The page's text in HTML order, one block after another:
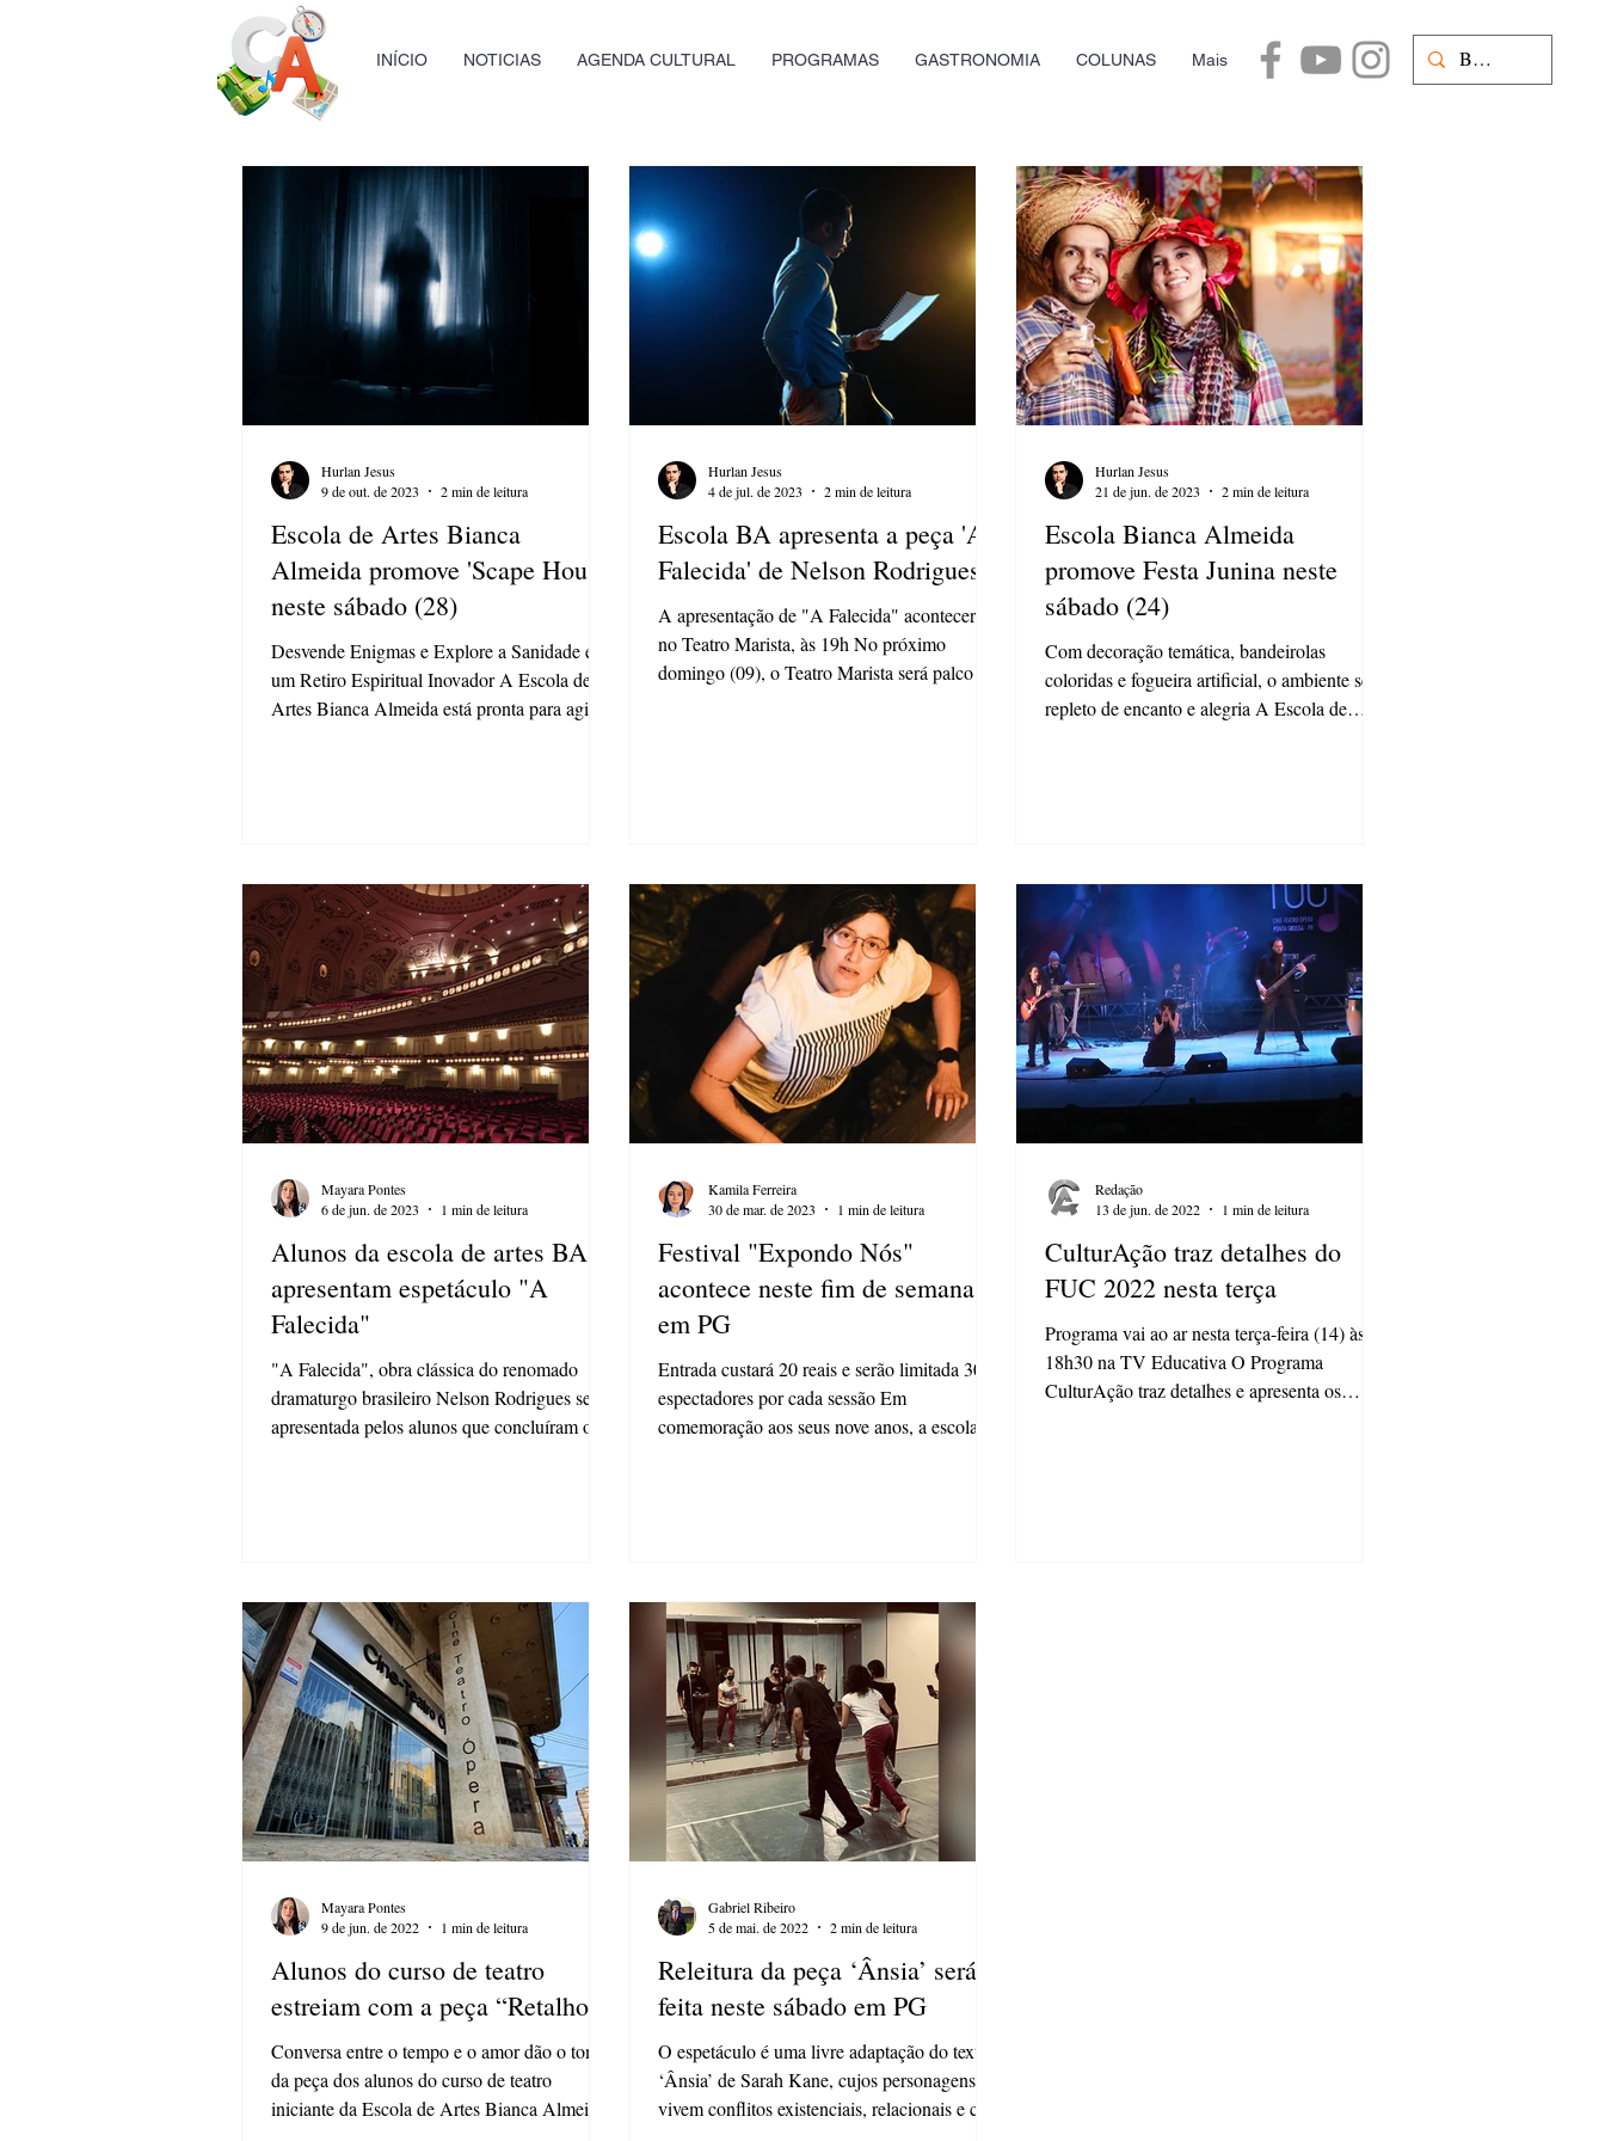
INÍCIO NOTICIAS AGENDA CULTURAL PROGRAMAS GASTRONOMIA COLUNAS Mais
Escola de Artes Bianca
Almeida promove 'Scape House'
neste sábado (28)
Desvende Enigmas e Explore a Sanidade em
um Retiro Espiritual Inovador A Escola de
Artes Bianca Almeida está pronta para agitar
Hurlan Jesus
9 de out. de 2023
2 min de leitura
Escola BA apresenta a peça 'A
Falecida' de Nelson Rodrigues
A apresentação de "A Falecida" acontecerá
no Teatro Marista, às 19h No próximo
domingo (09), o Teatro Marista será palco da
Hurlan Jesus
4 de jul. de 2023
2 min de leitura
Escola Bianca Almeida
promove Festa Junina neste
sábado (24)
Com decoração temática, bandeirolas
coloridas e fogueira artificial, o ambiente será
repleto de encanto e alegria A Escola de
Hurlan Jesus
21 de jun. de 2023
2 min de leitura
Alunos da escola de artes BA
apresentam espetáculo "A
Falecida"
"A Falecida", obra clássica do renomado
dramaturgo brasileiro Nelson Rodrigues será
apresentada pelos alunos que concluíram o
Mayara Pontes
6 de jun. de 2023
1 min de leitura
Festival "Expondo Nós"
acontece neste fim de semana
em PG
Entrada custará 20 reais e serão limitada 30
espectadores por cada sessão Em
comemoração aos seus nove anos, a escola de
Kamila Ferreira
30 de mar. de 2023
1 min de leitura
CulturAção traz detalhes do
FUC 2022 nesta terça
Programa vai ao ar nesta terça-feira (14) às
18h30 na TV Educativa O Programa
CulturAção traz detalhes e apresenta os
Redação
13 de jun. de 2022
1 min de leitura
Alunos do curso de teatro
estreiam com a peça “Retalhos”
Conversa entre o tempo e o amor dão o tom
da peça dos alunos do curso de teatro
iniciante da Escola de Artes Bianca Almeida
Mayara Pontes
9 de jun. de 2022
1 min de leitura
Releitura da peça ‘Ânsia’ será
feita neste sábado em PG
O espetáculo é uma livre adaptação do texto
‘Ânsia’ de Sarah Kane, cujos personagens
vivem conflitos existenciais, relacionais e com
Gabriel Ribeiro
5 de mai. de 2022
2 min de leitura